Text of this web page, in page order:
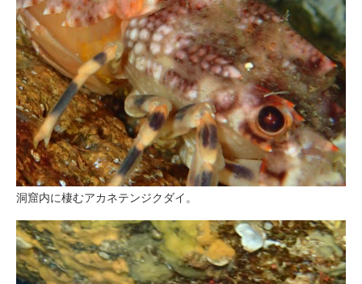
洞窟内に棲むアカネテンジクダイ。